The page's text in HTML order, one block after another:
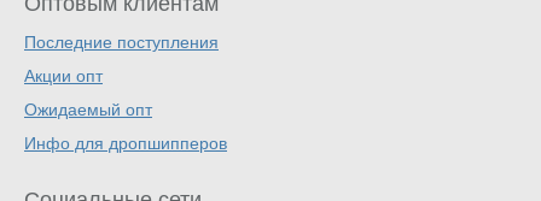
Последние поступления
Акции опт
Ожидаемый опт
Инфо для дропшипперов